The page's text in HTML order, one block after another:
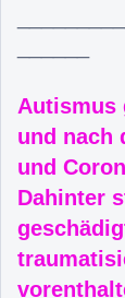
Autismus
und nach
und
Dahinter